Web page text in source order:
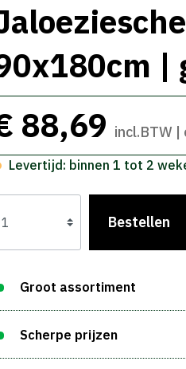
|
88,69 incl.BTW |
Levertijd: binnen 1 tot 2
Bestellen
Groot assortiment
Scherpe prijzen